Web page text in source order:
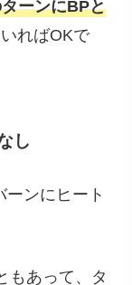
ーンにBPと
ればOKで
し
ンにヒート
もあって、タ